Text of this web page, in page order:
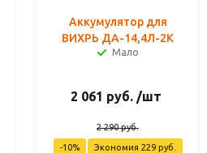
Аккумулятор для
ВИХРЬ ДА-14,4Л-2К
Мало
2 061 руб. /шт
2 290руб.
-10% Экономия 229руб.